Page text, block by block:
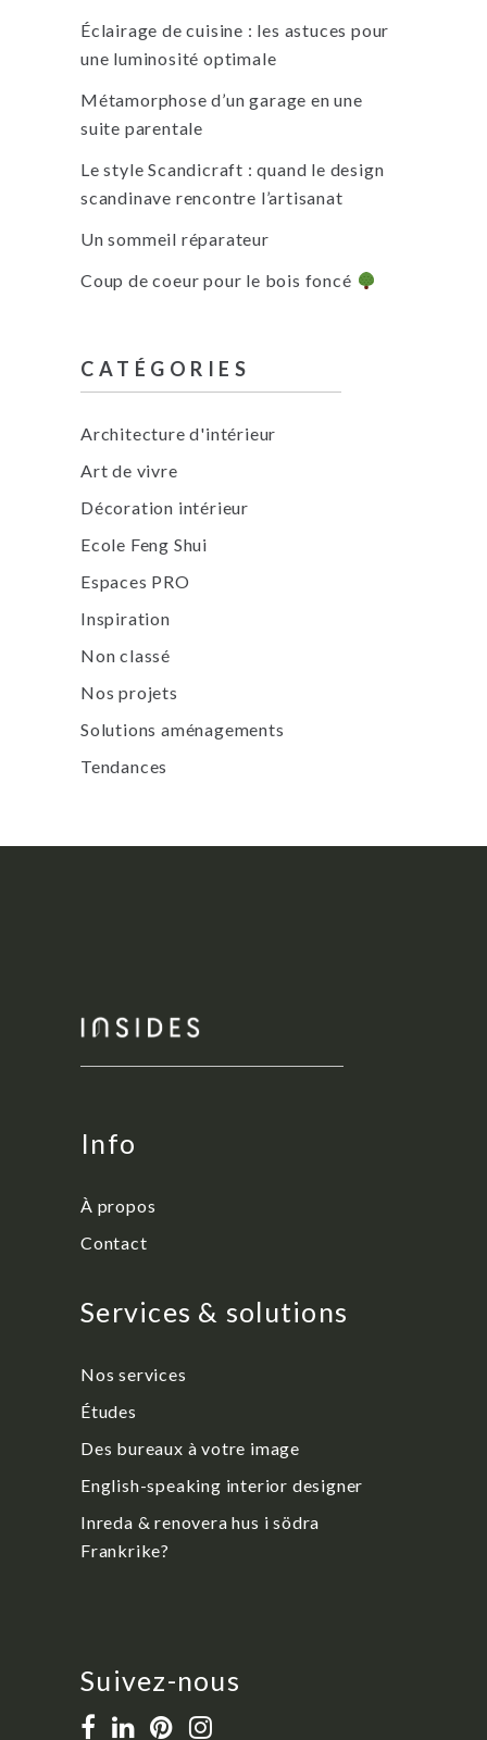
Éclairage de cuisine : les astuces pour
une luminosité optimale
Métamorphose d’un garage en une
suite parentale
Le style Scandicraft : quand le design
scandinave rencontre l’artisanat
Un sommeil réparateur
Coup de coeur pour le bois foncé
CATÉGORIES
Architecture d'intérieur
Art de vivre
Décoration intérieur
Ecole Feng Shui
Espaces PRO
Inspiration
Non classé
Nos projets
Solutions aménagements
Tendances
Info
À propos
Contact
Services & solutions
Nos services
Études
Des bureaux à votre image
English-speaking interior designer
Inreda & renovera hus i södra
Frankrike?
Suivez-nous